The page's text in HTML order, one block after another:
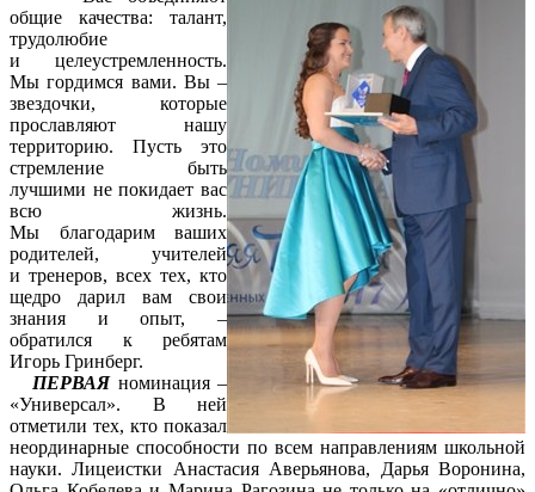
общие качества: талант,
трудолюбие
и целеустремленность.
Мы гордимся вами. Вы –
звездочки, которые
прославляют нашу
территорию. Пусть это
стремление быть
лучшими не покидает вас
всю жизнь.
Мы благодарим ваших
родителей, учителей
и тренеров, всех тех, кто
щедро дарил вам свои
знания и опыт, –
обратился к ребятам
Игорь Гринберг.
ПЕРВАЯноминация –
«Универсал». В ней
отметили тех, кто показал
неординарные способности по всем направлениям школьной
науки. Лицеистки Анастасия Аверьянова, Дарья Воронина,